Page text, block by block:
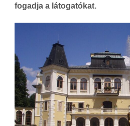
fogadja a látogatókat.